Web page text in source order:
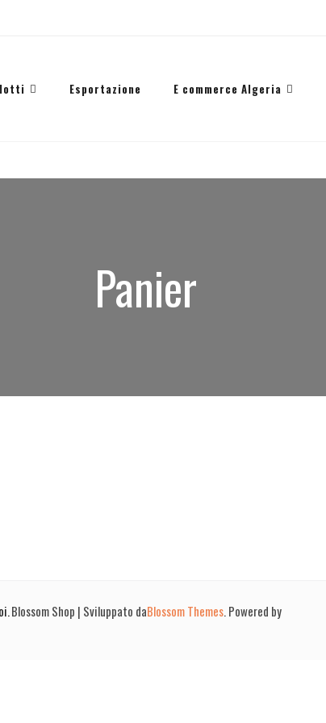
Esportazione E commerce Algeria
Panier
Blossom Shop | Sviluppato daBlossom Themes. Powered by